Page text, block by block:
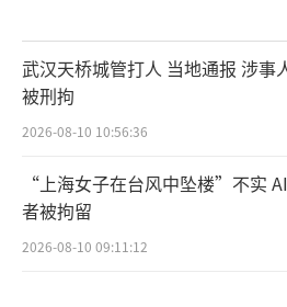
武汉天桥城管打人 当地通报 涉事
被刑拘
2026-08-10 10:56:36
“上海女子在台风中坠楼”不实
者被拘留
2026-08-10 09:11:12